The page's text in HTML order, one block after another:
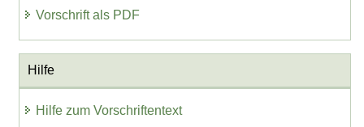
Vorschrift als PDF
Hilfe
Hilfe zum Vorschriftentext